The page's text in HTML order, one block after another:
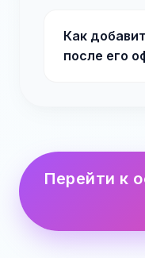
Как
после его
Перейти к